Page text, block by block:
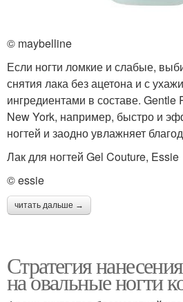
© maybelline
Если ногти ломкие и слабые,
снятия лака без ацетона и с
ингредиентами в составе.
New York, например, быстро и
ногтей и заодно увлажняет
Лак для ногтей Gel Couture, Essie
© essie
читать дальше →
Стратегия
на овальные ногти